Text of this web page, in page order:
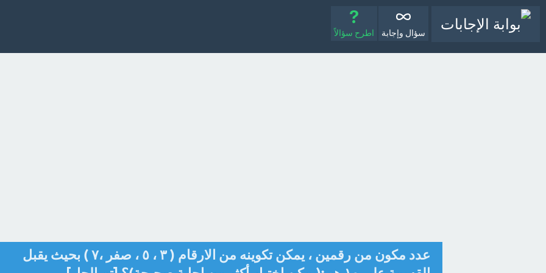
سؤال وإجابة اطرح سؤالاً
عدد مكون من رقمين ، يمكن تكوينه من الارقام ( ۳ ، ٥ ، صفر ،۷ ) بحيث يقبل